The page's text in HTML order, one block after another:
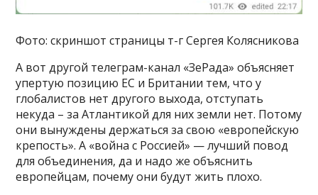
Фото: скриншот страницы т-г Сергея Колясникова
А вот другой телеграм-канал «ЗеРада» объясняет
упертую позицию ЕС и Британии тем, что у
глобалистов нет другого выхода, отступать
некуда – за Атлантикой для них земли нет. Потому
они вынуждены держаться за свою «европейскую
крепость». А «война с Россией» — лучший повод
для объединения, да и надо же объяснить
европейцам, почему они будут жить плохо.